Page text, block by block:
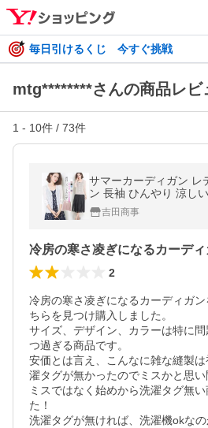
毎日引けるくじ 今すぐ挑戦
mtg********さんの商品レビ
1 - 10件 / 73件
サマーカーディガン レ
ン 長袖 ひんやり 涼し
ーニット UVカット 冷
オシャレ
吉田商事
2
冷房の寒さ凌ぎになるカーディガ
ちらを見つけ購入しました。
サイズ、デザイン、カラーは特に
つ過ぎる商品です。
安価とは言え、こんなに雑な縫製
濯タグが無かったのでミスかと思い
ミスではなく始めから洗濯タグ無
た！
洗濯タグが無ければ、洗濯機okな